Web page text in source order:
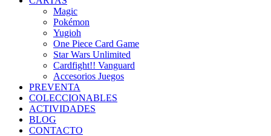
Magic
Pokémon
Yugioh
One Piece Card Game
Star Wars Unlimited
Cardfight!! Vanguard
Accesorios Juegos
PREVENTA
COLECCIONABLES
ACTIVIDADES
BLOG
CONTACTO